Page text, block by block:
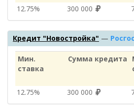
12.75%
300 000
Кредит "Новостройка" —
Мин.
ставка
Сумма кредита
12.75%
300 000